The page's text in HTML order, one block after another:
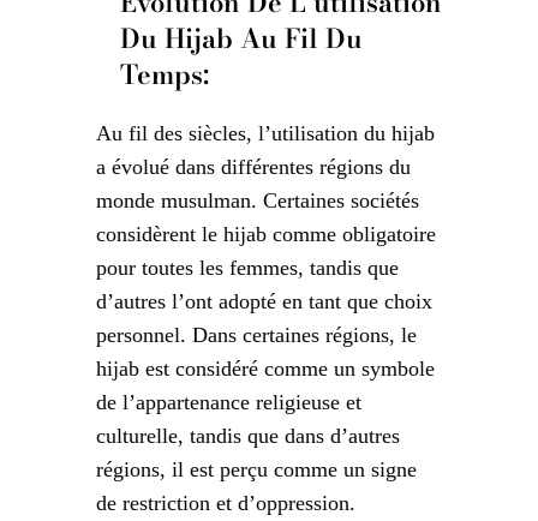
Du Hijab Au Fil Du
Temps:
Au fil des siècles, l’utilisation du hijab
a évolué dans différentes régions du
monde musulman. Certaines sociétés
considèrent le hijab comme obligatoire
pour toutes les femmes, tandis que
d’autres l’ont adopté en tant que choix
personnel. Dans certaines régions, le
hijab est considéré comme un symbole
de l’appartenance religieuse et
culturelle, tandis que dans d’autres
régions, il est perçu comme un signe
de restriction et d’oppression.